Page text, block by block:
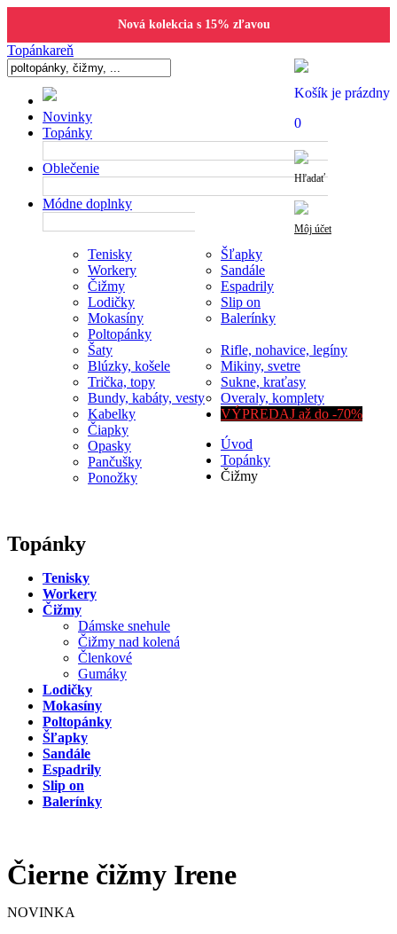
Nová kolekcia s 15% zľavou
Topánkareň
Košík je prázdny
0
Hľadať
Môj účet
Novinky
Topánky
Tenisky
Workery
Čižmy
Lodičky
Mokasíny
Poltopánky
Šľapky
Sandále
Espadrily
Slip on
Balerínky
Oblečenie
Šaty
Blúzky, košele
Trička, topy
Bundy, kabáty, vesty
Rifle, nohavice, legíny
Mikiny, svetre
Sukne, kraťasy
Overaly, komplety
Módne doplnky
Kabelky
Čiapky
Opasky
Pančušky
Ponožky
VÝPREDAJ až do -70%
Úvod
Topánky
Čižmy
Topánky
Tenisky
Workery
Čižmy
Dámske snehule
Čižmy nad kolená
Členkové
Gumáky
Lodičky
Mokasíny
Poltopánky
Šľapky
Sandále
Espadrily
Slip on
Balerínky
Čierne čižmy Irene
NOVINKA